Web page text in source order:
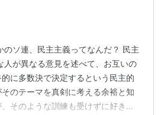
のソ連、民主主義ってなんだ？ 民主
人が異なる意見を述べて、お互いの
に多数決で決定するという民主的
のテーマを真剣に考える余裕と知
そのような訓練も受けずに好きな